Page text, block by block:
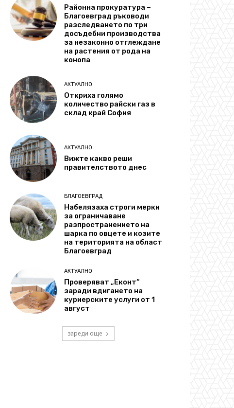
Районна прокуратура –
Благоевград ръководи
разследването по три
досъдебни производства
за незаконно отглеждане
на растения от рода на
конопа
АКТУАЛНО
Откриха голямо
количество райски газ в
склад край София
АКТУАЛНО
Вижте какво реши
правителството днес
БЛАГОЕВГРАД
Набелязаха строги мерки
за ограничаване
разпространението на
шарка по овцете и козите
на територията на област
Благоевград
АКТУАЛНО
Проверяват „Еконт“
заради вдигането на
куриерските услуги от 1
август
зареди още